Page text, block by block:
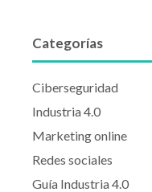
Categorías
Ciberseguridad
Industria 4.0
Marketing online
Redes sociales
Guía Industria 4.0